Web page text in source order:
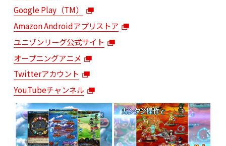
Google Play（TM）
Amazon Androidアプリストア
ユニゾンリーグ公式サイト
オープニングアニメ
Twitterアカウント
YouTubeチャンネル